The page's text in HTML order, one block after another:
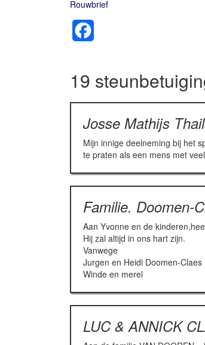
Rouwbrief
19
Josse Mathijs
Mijn innige deelneming bij het
te praten als een mens met
Familie. Doomen-
Aan Yvonne en de
Hij zal altijd in ons hart zijn.
Vanwege
Jurgen en Heidi Doomen-Claes
Winde en merel
LUC & ANNICK